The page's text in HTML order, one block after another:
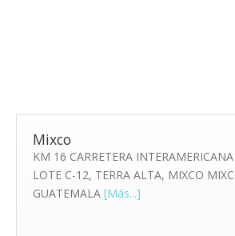
Mixco
KM 16 CARRETERA
LOTE C-12, TERRA ALTA, MIXCO
GUATEMALA [Más...]